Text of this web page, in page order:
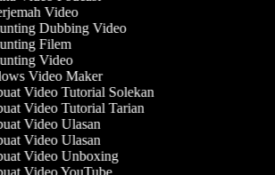
Video
Dubbing Video
Filem
Video
Video Maker
Video Tutorial Solekan
Video Tutorial Tarian
Video Ulasan
Video Ulasan
Video Unboxing